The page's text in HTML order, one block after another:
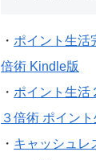
・ ポイント生活
倍術 Kindle版
・ ポイント生活
３倍術 ポイン
・ キャッシュレ